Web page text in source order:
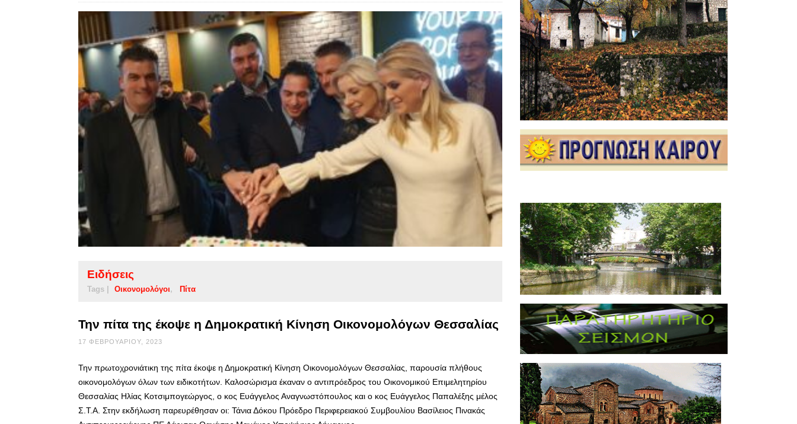
Ειδήσεις
Tags | Οικονομολόγοι Πίτα
Την πίτα της έκοψε η Δημοκρατική Κίνηση Οικονομολόγων Θεσσαλίας
17 ΦΕΒΡΟΥΑΡΊΟΥ, 2023
Την πρωτοχρονιάτικη της πίτα έκοψε η Δημοκρατική Κίνηση Οικονομολόγων Θεσσαλίας, παρουσία πλήθους
οικονομολόγων όλων των ειδικοτήτων. Καλοσώρισμα έκαναν ο αντιπρόεδρος του Οικονομικού Επιμελητηρίου
Θεσσαλίας Ηλίας Κοτσιμπογεώργος, ο κος Ευάγγελος Αναγνωστόπουλος και ο κος Ευάγγελος Παπαλέξης μέλος
Σ.Τ.Α. Στην εκδήλωση παρευρέθησαν οι: Τάνια Δόκου Πρόεδρο Περιφερειακού Συμβουλίου Βασίλειος Πινακάς